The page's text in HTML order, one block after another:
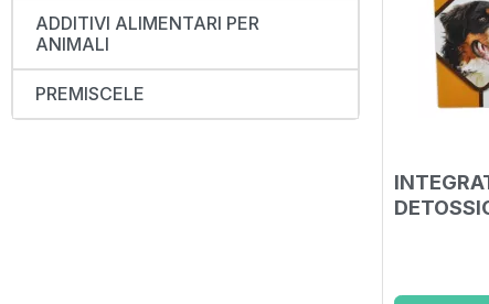
ADDITIVI ALIMENTARI PER
ANIMALI
PREMISCELE